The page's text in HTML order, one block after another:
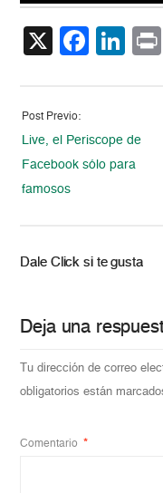
X
Post Previo:
Live, el Periscope de
Facebook sólo para
famosos
Dale Click si te gusta
Deja una
Tu dirección de correo
obligatorios están
Comentario *